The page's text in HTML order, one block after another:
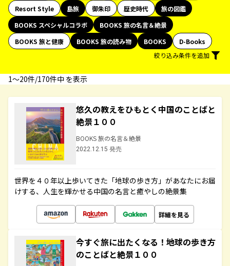
Resort Style
島旅 御朱印 歴史時代
旅の図鑑
BOOKS スペシャルコラボ
BOOKS 旅の名言＆絶景
BOOKS 旅と健康
BOOKS 旅の読み物 BOOKS
D-Books
絞り込み条件を追加
1〜20件/170件中 を表示
悠久の教えをひもとく中国のことばと
絶景１００
BOOKS 旅の名言＆絶景
2022.12.15 発売
世界を４０年以上歩いてきた「地球の歩き方」があなたにお届
けする、人生を輝かせる中国の名言と癒やしの絶景集
詳細を見る
今すぐ旅に出たくなる！地球の歩き方
のことばと絶景１００